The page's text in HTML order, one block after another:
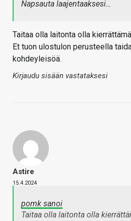
Napsauta laajentaaksesi…
Taitaa olla laitonta olla
Et tuon ulostulon perusteella
kohdeyleisöä.
Kirjaudu sisään vastataksesi
Astire
15.4.2024
pomk sanoi
Taitaa olla laitonta olla